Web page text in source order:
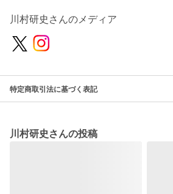
川村研史さんのメディア
特定商取引法に基づく表記
川村研史さんの投稿